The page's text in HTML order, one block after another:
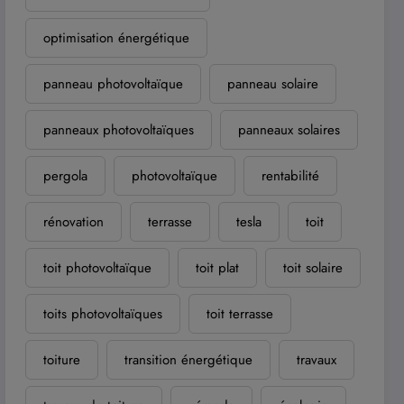
optimisation énergétique
panneau photovoltaïque panneau solaire
panneaux photovoltaïques panneaux solaires
pergola photovoltaïque rentabilité
rénovation terrasse tesla toit
toit photovoltaïque toit plat toit solaire
toits photovoltaïques toit terrasse
toiture transition énergétique travaux